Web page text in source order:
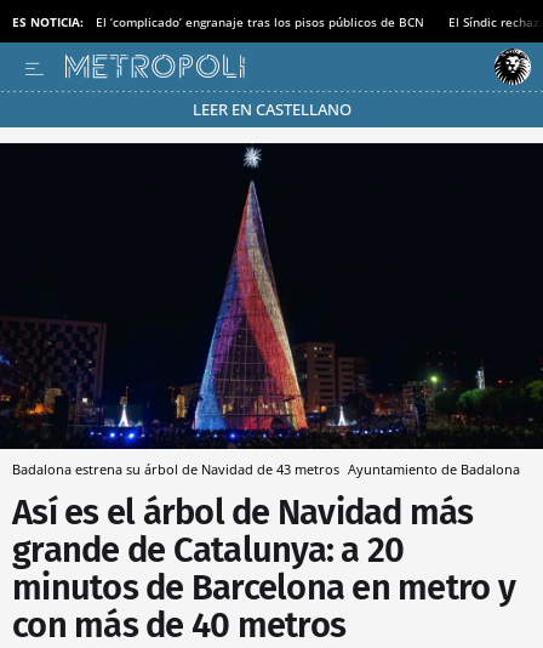
ES NOTICIA: El ‘complicado’ engranaje tras los pisos públicos de BCN El Síndic
LEER EN CASTELLANO
Pásate al MODO AHORRO
Badalona estrena su árbol de Navidad de 43 metros Ayuntamiento de Badalona
Así es el árbol de Navidad más
grande de Catalunya: a 20
minutos de Barcelona en metro y
con más de 40 metros